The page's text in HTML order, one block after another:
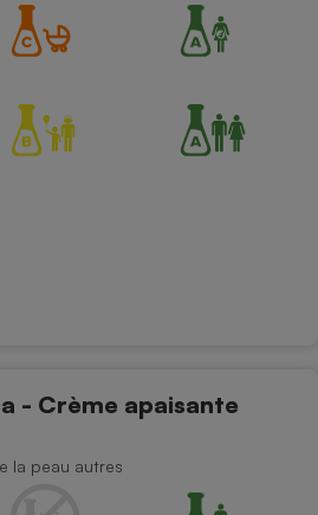
- Crème apaisante
la peau autres